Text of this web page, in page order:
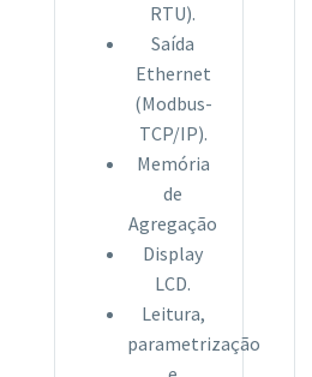
RTU).
Saída
Ethernet
(Modbus-
TCP/IP).
Memória
de
Agregação
Display
LCD.
Leitura,
parametrização